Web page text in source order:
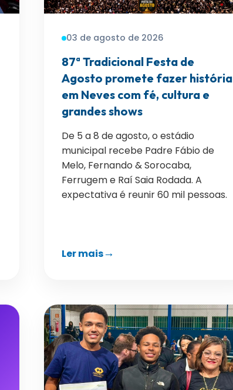
03 de agosto de 2026
87ª Tradicional Festa de
Agosto promete fazer história
em Neves com fé, cultura e
grandes shows
De 5 a 8 de agosto, o estádio
municipal recebe Padre Fábio de
Melo, Fernando & Sorocaba,
Ferrugem e Raí Saia Rodada. A
expectativa é reunir 60 mil pessoas.
Ler mais